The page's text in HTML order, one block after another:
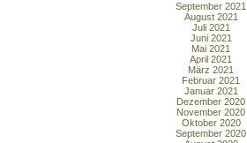
September 2021
August 2021
Juli 2021
Juni 2021
Mai 2021
April 2021
März 2021
Februar 2021
Januar 2021
Dezember 2020
November 2020
Oktober 2020
September 2020